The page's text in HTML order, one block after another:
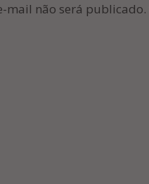
mail não será publicado.